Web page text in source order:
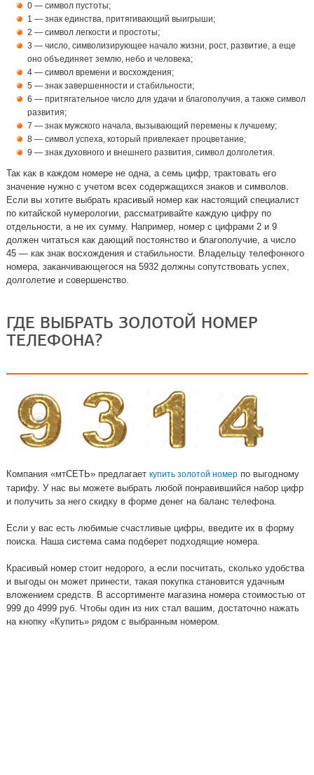
0 — символ пустоты;
1 — знак единства, притягивающий выигрыши;
2 — символ легкости и простоты;
3 — число, символизирующее начало жизни, рост, развитие, а еще
оно объединяет землю, небо и человека;
4 — символ времени и восхождения;
5 — знак завершенности и стабильности;
6 — притягательное число для удачи и благополучия, а также символ
развития;
7 — знак мужского начала, вызывающий перемены к лучшему;
8 — символ успеха, который привлекает процветание;
9 — знак духовного и внешнего развития, символ долголетия.
Так как в каждом номере не одна, а семь цифр, трактовать его
значение нужно с учетом всех содержащихся знаков и символов.
Если вы хотите выбрать красивый номер как настоящий специалист
по китайской нумерологии, рассматривайте каждую цифру по
отдельности, а не их сумму. Например, номер с цифрами 2 и 9
должен читаться как дающий постоянство и благополучие, а число
45 — как знак восхождения и стабильности. Владельцу телефонного
номера, заканчивающегося на 5932 должны сопутствовать успех,
долголетие и совершенство.
ГДЕ ВЫБРАТЬ ЗОЛОТОЙ НОМЕР
ТЕЛЕФОНА?
Компания «мтСЕТЬ» предлагает купить золотой номерпо выгодному
тарифу. У нас вы можете выбрать любой понравившийся набор цифр
и получить за него скидку в форме денег на баланс телефона.
Если у вас есть любимые счастливые цифры, введите их в форму
поиска. Наша система сама подберет подходящие номера.
Красивый номер стоит недорого, а если посчитать, сколько удобства
и выгоды он может принести, такая покупка становится удачным
вложением средств. В ассортименте магазина номера стоимостью от
999 до 4999 руб. Чтобы один из них стал вашим, достаточно нажать
на кнопку «Купить» рядом с выбранным номером.